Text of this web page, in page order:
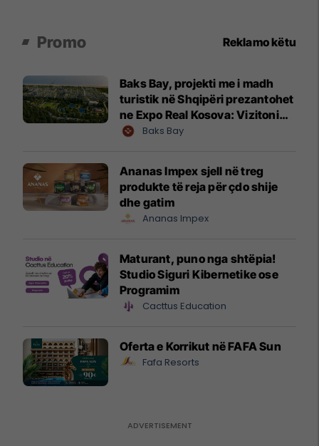
Promo Reklamo këtu
Baks Bay, projekti me i madh
turistik në Shqipëri prezantohet
ne Expo Real Kosova: Vizitoni
shtandin dhe zbuloni
Baks Bay
Ananas Impex sjell në treg
produkte të reja për çdo shije
dhe gatim
Ananas Impex
Maturant, puno nga shtëpia!
Studio Siguri Kibernetike ose
Programim
Cacttus Education
Oferta e Korrikut në FAFA Sun
Fafa Resorts